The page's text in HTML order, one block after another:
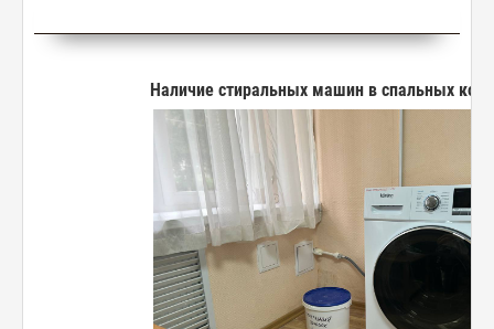
Наличие стиральных машин в спальных